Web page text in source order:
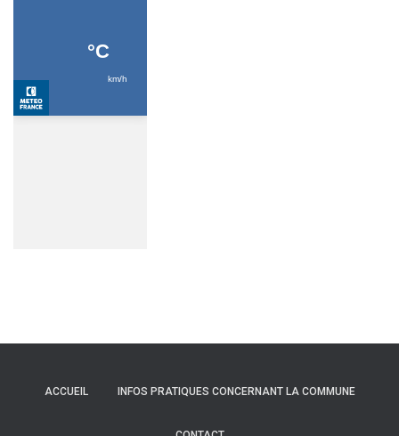
ACCUEIL INFOS PRATIQUES CONCERNANT LA COMMUNE